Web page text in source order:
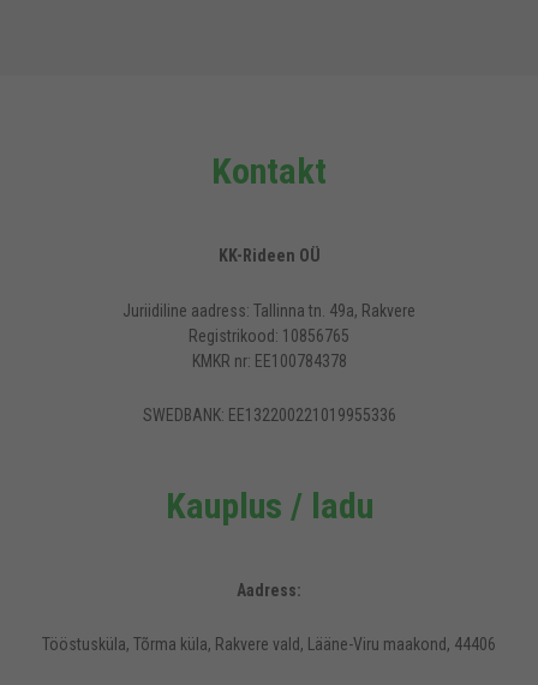
Kontakt
KK-Rideen OÜ
Juriidiline aadress: Tallinna tn. 49a, Rakvere
Registrikood: 10856765
KMKR nr: EE100784378
SWEDBANK: EE132200221019955336
Kauplus / ladu
Aadress:
Tööstusküla, Tõrma küla, Rakvere vald, Lääne-Viru maakond, 44406